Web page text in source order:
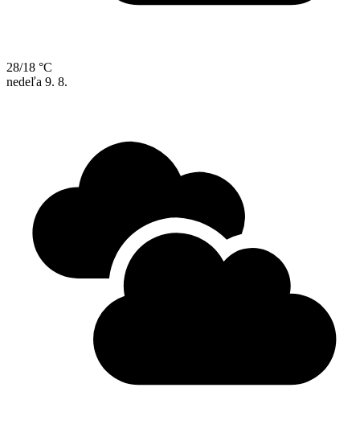
28/18 °C
nedeľa 9. 8.